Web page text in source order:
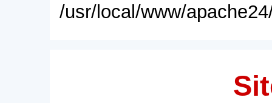
/usr/local/www/